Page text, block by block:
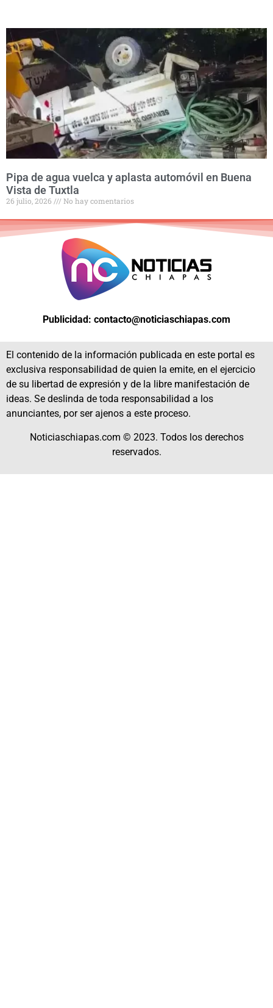
Pipa de agua vuelca y aplasta automóvil en Buena
Vista de Tuxtla
26 julio, 2026 No hay comentarios
Publicidad: contacto@noticiaschiapas.com
El contenido de la información publicada en este portal es
exclusiva responsabilidad de quien la emite, en el ejercicio
de su libertad de expresión y de la libre manifestación de
ideas. Se deslinda de toda responsabilidad a los
anunciantes, por ser ajenos a este proceso.
Noticiaschiapas.com © 2023. Todos los derechos
reservados.